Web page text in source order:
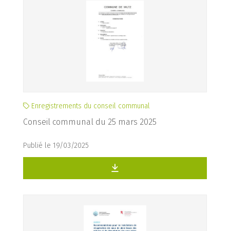
Enregistrements du conseil communal
Conseil communal du 25 mars 2025
Publié le 19/03/2025